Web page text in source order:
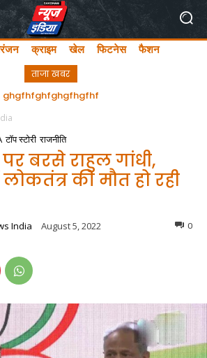
क्राइम खेल फिटनेस फैशन
ताजा खबर
ghgfhfghfghgfhgfhf
टॉप स्टोरी राजनीति
बरसे राहुल गांधी,
की मौत हो रही
India August 5, 2022 0